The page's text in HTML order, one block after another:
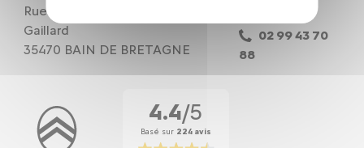
Rue de la Seine - Château
Gaillard
35470 BAIN DE BRETAGNE
02 99 43 70
88
4.4/5
Basé sur 224 avis